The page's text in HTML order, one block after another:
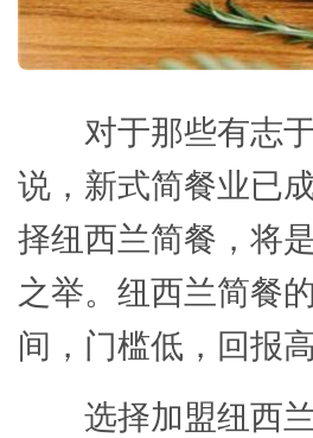
对于那些有志于
说，新式简餐业已
择纽西兰简餐，将
之举。纽西兰简餐
间，门槛低，回报
选择加盟纽西兰